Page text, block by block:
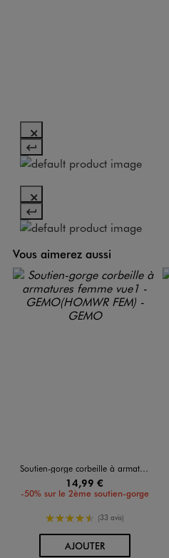
Vous aimerez aussi
Soutien-gorge corbeille à armatures femme
14,99 €
-50% sur le 2ème soutien-gorge
4.5/5 de moyenne
(33 avis)
AJOUTERAU PANIER